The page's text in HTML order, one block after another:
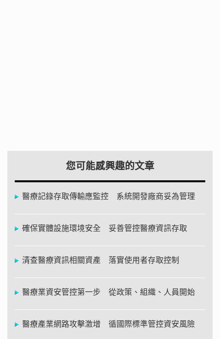
您可能感興趣的文章
醫療記錄存取傳輸應監控 系統開發廠商妥為管理
確保實體設施環境安全 妥善管控醫療資訊存取
清查醫療資訊相關資產 落實使用者存取控制
醫療業資安管控第一步 從政策、組織、人員開始
醫療產業網路攻擊激增 循國際標準管控資安風險